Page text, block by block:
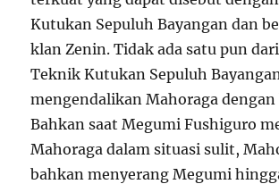
Kutukan Sepuluh Bayangan dan
klan Zenin. Tidak ada satu pun
Teknik Kutukan Sepuluh
mengendalikan Mahoraga dengan
Bahkan saat Megumi Fushiguro
Mahoraga dalam situasi sulit,
bahkan menyerang Megumi